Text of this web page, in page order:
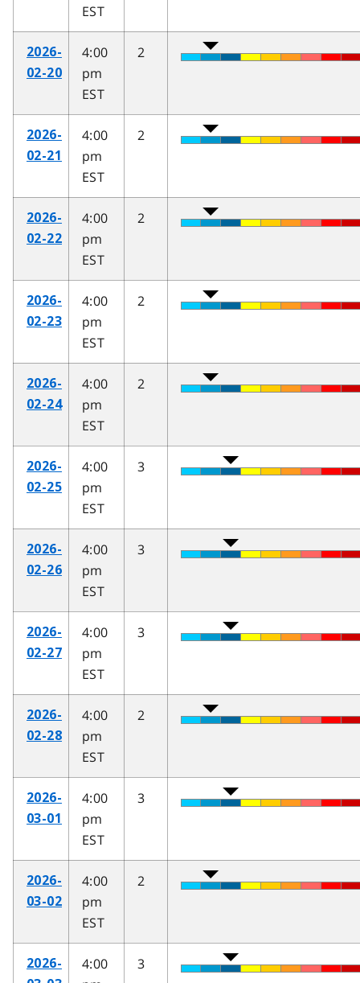
EST
2026-
02-20
4:00
pm
EST
2
2026-
02-21
4:00
pm
EST
2
2026-
02-22
4:00
pm
EST
2
2026-
02-23
4:00
pm
EST
2
2026-
02-24
4:00
pm
EST
2
2026-
02-25
4:00
pm
EST
3
2026-
02-26
4:00
pm
EST
3
2026-
02-27
4:00
pm
EST
3
2026-
02-28
4:00
pm
EST
2
2026-
03-01
4:00
pm
EST
3
2026-
03-02
4:00
pm
EST
2
2026-
4:00
3